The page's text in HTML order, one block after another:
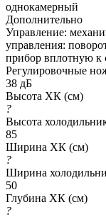
однокамерный
Дополнительно
Управление:
управления:
прибор вплотную к
Регулировочные
38 дБ
Высота ХК (см)
?
Высота
85
Ширина ХК (см)
?
Ширина
50
Глубина ХК (см)
?